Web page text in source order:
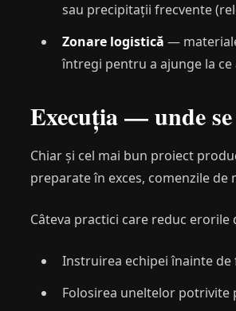
sau precipitații frecvente
Zonare logistică —
întregi pentru a ajunge la ce
Execuția — unde
Chiar și cel mai bun proiect
preparate în exces, comenzile
Câteva practici care reduc erorile
Instruirea echipei înainte
Folosirea uneltelor